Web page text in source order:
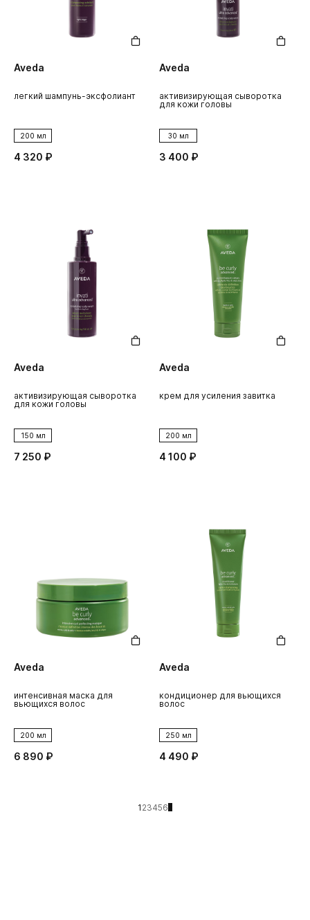
Aveda
легкий шампунь-эксфолиант
200 мл
4 320 ₽
Aveda
активизирующая сыворотка
для кожи головы
30 мл
3 400 ₽
Aveda
активизирующая сыворотка
для кожи головы
150 мл
7 250 ₽
Aveda
крем для усиления завитка
200 мл
4 100 ₽
Aveda
интенсивная маска для
вьющихся волос
200 мл
6 890 ₽
Aveda
кондиционер для вьющихся
волос
250 мл
4 490 ₽
1 23456